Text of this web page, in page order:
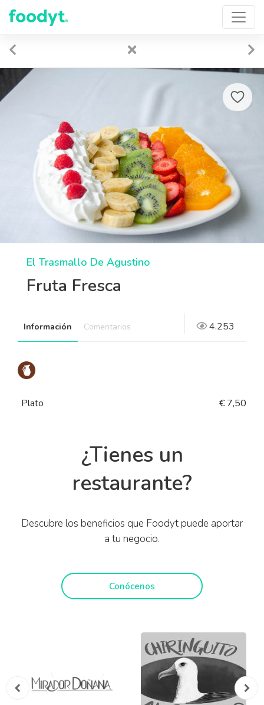
El Trasmallo De Agustino
Fruta Fresca
Información Comentarios 4.253
Plato € 7,50
¿Tienes un
restaurante?
Descubre los beneficios que Foodyt puede aportar
a tu negocio.
Conócenos